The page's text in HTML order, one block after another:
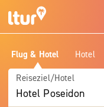
Flug & Hotel Hotel
Reiseziel/Hotel
Hotel Poseidon